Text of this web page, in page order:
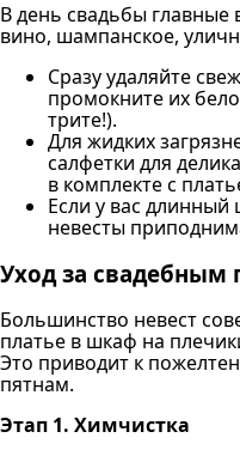
В день свадьбы главные
вино, шампанское,
Сразу удаляйте
промокните их
трите!).
Для жидких
салфетки для
в комплекте с
Если у вас
невесты
Уход за свадебным
Большинство невест
платье в шкаф на
Это приводит к
пятнам.
Этап 1. Химчистка